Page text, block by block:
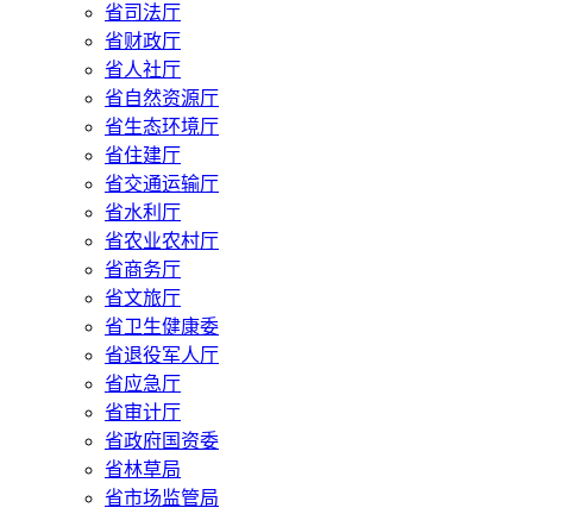
省司法厅
省财政厅
省人社厅
省自然资源厅
省生态环境厅
省住建厅
省交通运输厅
省水利厅
省农业农村厅
省商务厅
省文旅厅
省卫生健康委
省退役军人厅
省应急厅
省审计厅
省政府国资委
省林草局
省市场监管局